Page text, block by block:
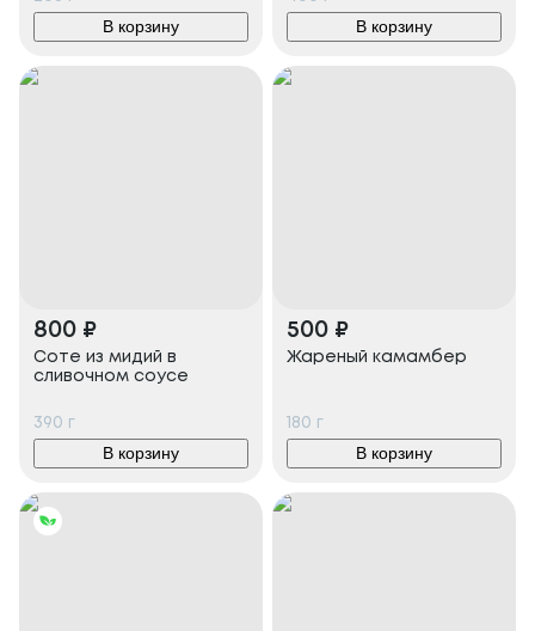
В корзину В корзину
800 ₽
Соте из мидий в
сливочном соусе
390 г
В корзину
500 ₽
Жареный камамбер
180 г
В корзину